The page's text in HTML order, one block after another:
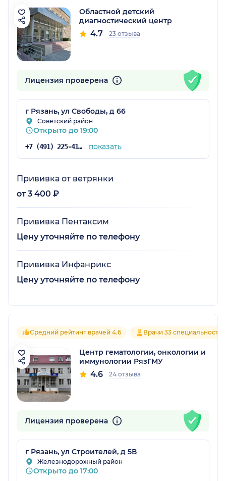
Областной детский
диагностический центр
4.7 23 отзыва
Лицензия проверена
г Рязань, ул Свободы, д 66
Советский район
Открыто до 19:00
+7 (491) 225-41-87 показать
Прививка от ветрянки
от 3 400 ₽
Прививка Пентаксим
Цену уточняйте по телефону
Прививка Инфанрикс
Цену уточняйте по телефону
Средний рейтинг врачей 4.6 Врачи 33 специальностей
Центр гематологии, онкологии и
иммунологии РязГМУ
4.6 24 отзыва
Лицензия проверена
г Рязань, ул Строителей, д 5В
Железнодорожный район
Открыто до 17:00